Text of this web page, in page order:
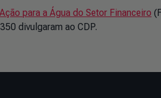
para a Água do Setor Financeiro
divulgaram ao CDP.